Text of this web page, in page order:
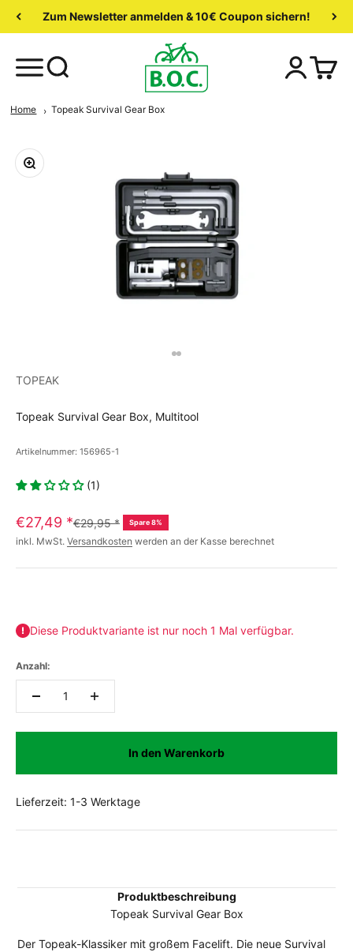
Zum Newsletter anmelden & 10€ Coupon sichern!
Home Topeak Survival Gear Box
TOPEAK
Topeak Survival Gear Box, Multitool
Artikelnummer: 156965-1
(1)
€27,49 *€29,95* Spare 8%
inkl. MwSt. Versandkosten werden an der Kasse berechnet
Diese Produktvariante ist nur noch 1 Mal verfügbar.
Anzahl:
In den Warenkorb
Lieferzeit: 1-3 Werktage
Produktbeschreibung
Topeak Survival Gear Box
Der Topeak-Klassiker mit großem Facelift. Die neue Survival